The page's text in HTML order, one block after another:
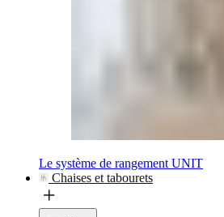
Le système de rangement UNIT
Chaises et tabourets